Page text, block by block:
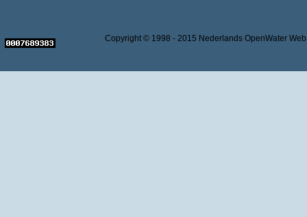
Copyright © 1998 - 2015 Nederlands OpenWater